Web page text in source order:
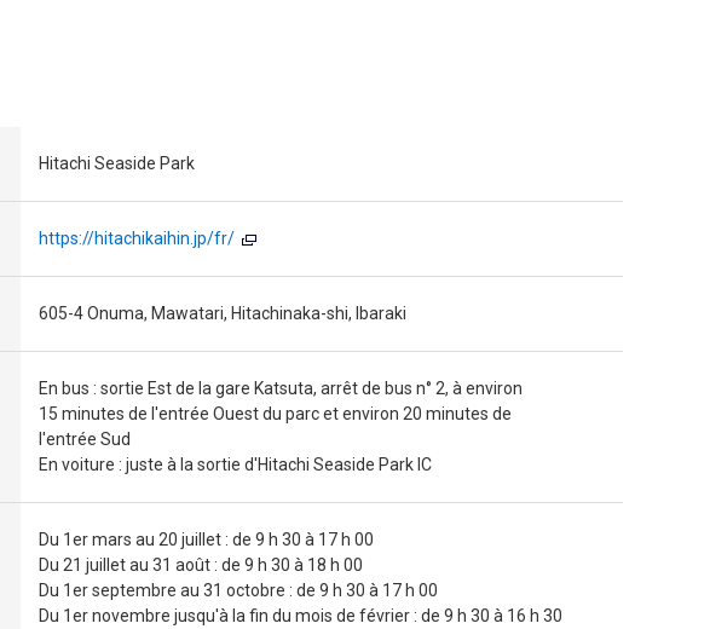
Hitachi Seaside Park
https://hitachikaihin.jp/fr/
605-4 Onuma, Mawatari, Hitachinaka-shi, Ibaraki
En bus : sortie Est de la gare Katsuta, arrêt de bus n° 2, à environ
15 minutes de l'entrée Ouest du parc et environ 20 minutes de
l'entrée Sud
En voiture : juste à la sortie d'Hitachi Seaside Park IC
Du 1er mars au 20 juillet : de 9 h 30 à 17 h 00
Du 21 juillet au 31 août : de 9 h 30 à 18 h 00
Du 1er septembre au 31 octobre : de 9 h 30 à 17 h 00
Du 1er novembre jusqu'à la fin du mois de février : de 9 h 30 à 16 h 30